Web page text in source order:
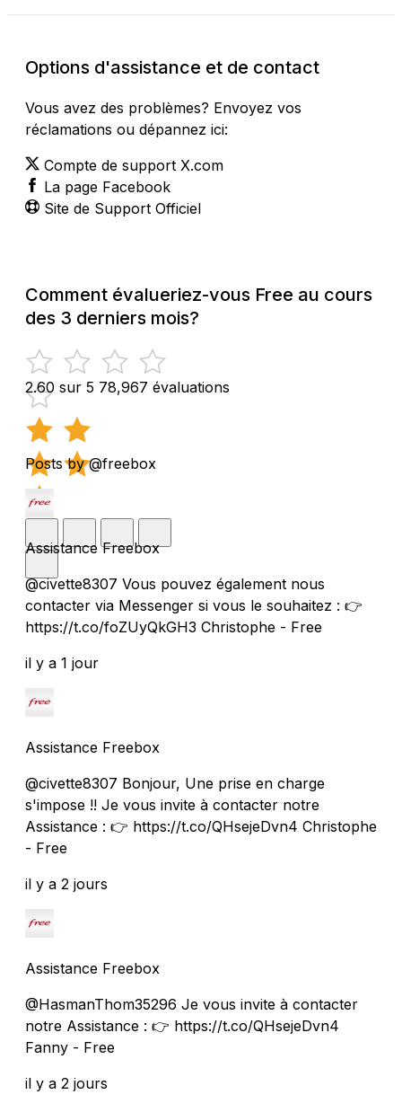
Options d'assistance et de contact
Vous avez des problèmes? Envoyez vos
réclamations ou dépannez ici:
Compte de support X.com
La page Facebook
Site de Support Officiel
Comment évalueriez-vous Free au cours
des 3 derniers mois?
2.60 sur 5 78,967 évaluations
Posts by @freebox
Assistance Freebox
@civette8307 Vous pouvez également nous
contacter via Messenger si vous le souhaitez : 👉
https://t.co/foZUyQkGH3 Christophe - Free
il y a 1 jour
Assistance Freebox
@civette8307 Bonjour, Une prise en charge
s'impose !! Je vous invite à contacter notre
Assistance : 👉 https://t.co/QHsejeDvn4 Christophe
- Free
il y a 2 jours
Assistance Freebox
@HasmanThom35296 Je vous invite à contacter
notre Assistance : 👉 https://t.co/QHsejeDvn4
Fanny - Free
il y a 2 jours